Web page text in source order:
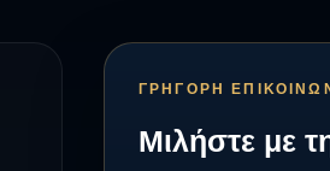
ΓΡΉΓΟΡΗ
Μιλήστε με